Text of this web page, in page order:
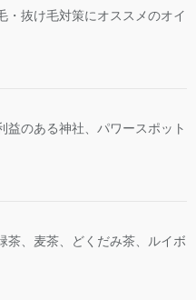
・抜け毛対策にオススメのオイ
益のある神社、パワースポット
茶、麦茶、どくだみ茶、ルイボ